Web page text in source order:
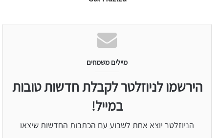
מיילים משמחים
הירשמו לניוזלטר לקבלת חדשות טובות
במייל!
הניוזלטר יוצא אחת לשבוע עם הכתבות החדשות שיצאו